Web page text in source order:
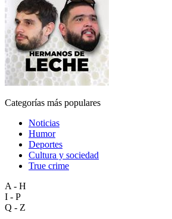
Categorías más populares
Noticias
Humor
Deportes
Cultura y sociedad
True crime
A - H
I - P
Q - Z